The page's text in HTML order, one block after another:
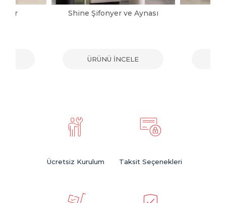
Shine Şifonyer ve Aynası
ÜRÜNÜ İNCELE
Ücretsiz Kurulum Taksit Seçenekleri